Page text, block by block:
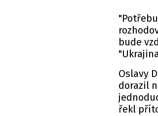
bude
Oslavy
dorazil
řekl